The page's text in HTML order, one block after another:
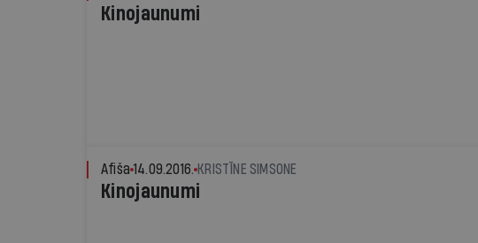
Kinojaunumi
Afiša 14.09.2016. KRISTĪNE SIMSONE
Kinojaunumi